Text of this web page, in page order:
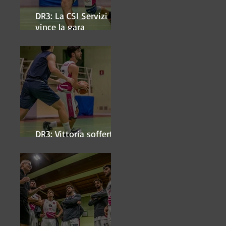
DR3: La CSI Servizi
vince la gara
DR3: Vittoria sofferta a